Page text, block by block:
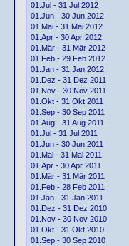
01.Jul - 31 Jul 2012
01.Jun - 30 Jun 2012
01.Mai - 31 Mai 2012
01.Apr - 30 Apr 2012
01.Mär - 31 Mär 2012
01.Feb - 29 Feb 2012
01.Jan - 31 Jan 2012
01.Dez - 31 Dez 2011
01.Nov - 30 Nov 2011
01.Okt - 31 Okt 2011
01.Sep - 30 Sep 2011
01.Aug - 31 Aug 2011
01.Jul - 31 Jul 2011
01.Jun - 30 Jun 2011
01.Mai - 31 Mai 2011
01.Apr - 30 Apr 2011
01.Mär - 31 Mär 2011
01.Feb - 28 Feb 2011
01.Jan - 31 Jan 2011
01.Dez - 31 Dez 2010
01.Nov - 30 Nov 2010
01.Okt - 31 Okt 2010
01.Sep - 30 Sep 2010